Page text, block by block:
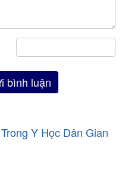
Y Học Dân Gian